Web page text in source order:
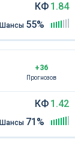
КФ 1.84
Шансы 55%
+36
Прогнозов
КФ 1.42
Шансы 71%